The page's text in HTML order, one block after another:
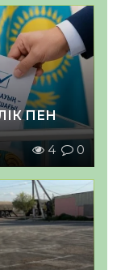
ПЕН
4 0